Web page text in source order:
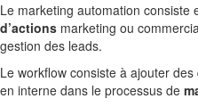
Le marketing automation consiste
d’actions marketing ou
gestion des leads.
Le workflow consiste à ajouter des
en interne dans le processus de